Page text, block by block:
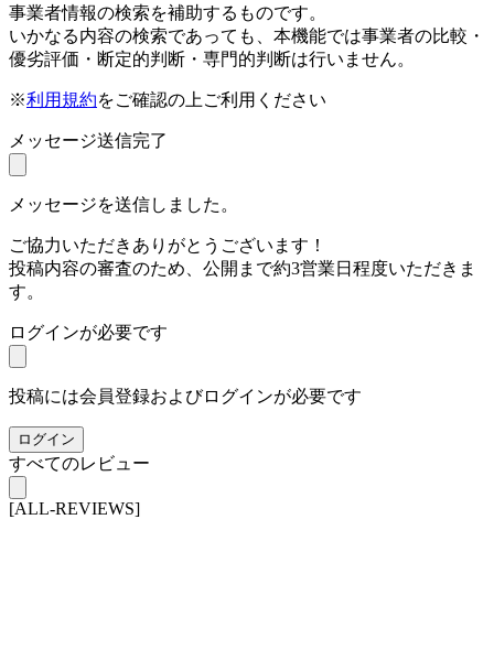
事業者情報の検索を補助するものです。
いかなる内容の検索であっても、本機能では事業者の比較・
優劣評価・断定的判断・専門的判断は行いません。
※利用規約をご確認の上ご利用ください
メッセージ送信完了
メッセージを送信しました。
ご協力いただきありがとうございます！
投稿内容の審査のため、公開まで約3営業日程度いただきま
す。
ログインが必要です
投稿には会員登録およびログインが必要です
ログイン
すべてのレビュー
[ALL-REVIEWS]